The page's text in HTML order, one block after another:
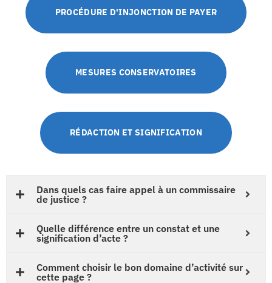
PROCÉDURE D'INJONCTION DE PAYER
MESURES CONSERVATOIRES
RÉDACTION ET SIGNIFICATION
Dans quels cas faire appel à un commissaire
de justice ?
Quelle différence entre un constat et une
signification d’acte ?
Comment choisir le bon domaine d’activité sur
cette page ?